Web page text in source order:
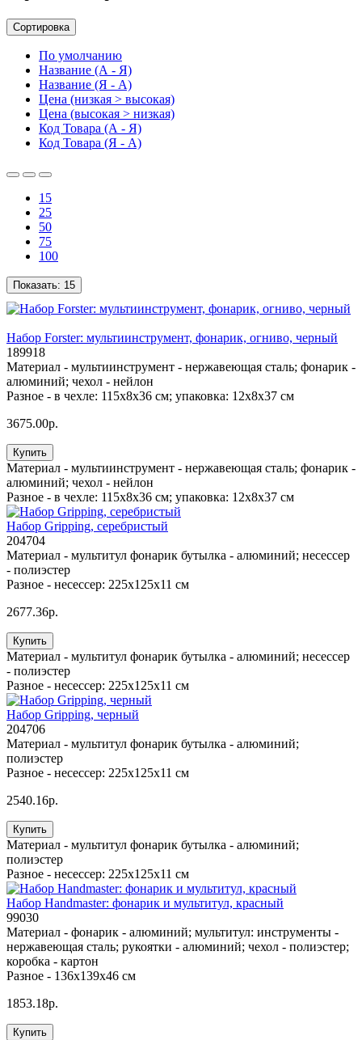
Сортировка
По умолчанию
Название (А - Я)
Название (Я - А)
Цена (низкая > высокая)
Цена (высокая > низкая)
Код Товара (А - Я)
Код Товара (Я - А)
15
25
50
75
100
Показать: 15
Набор Forster: мультиинструмент, фонарик, огниво, черный
189918
Материал - мультиинструмент - нержавеющая сталь; фонарик -
алюминий; чехол - нейлон
Разное - в чехле: 115х8х36 см; упаковка: 12х8х37 см
3675.00р.
Купить
Материал - мультиинструмент - нержавеющая сталь; фонарик -
алюминий; чехол - нейлон
Разное - в чехле: 115х8х36 см; упаковка: 12х8х37 см
Набор Gripping, серебристый
204704
Материал - мультитул фонарик бутылка - алюминий; несессер
- полиэстер
Разное - несессер: 225х125х11 см
2677.36р.
Купить
Материал - мультитул фонарик бутылка - алюминий; несессер
- полиэстер
Разное - несессер: 225х125х11 см
Набор Gripping, черный
204706
Материал - мультитул фонарик бутылка - алюминий;
полиэстер
Разное - несессер: 225х125х11 см
2540.16р.
Купить
Материал - мультитул фонарик бутылка - алюминий;
полиэстер
Разное - несессер: 225х125х11 см
Набор Handmaster: фонарик и мультитул, красный
99030
Материал - фонарик - алюминий; мультитул: инструменты -
нержавеющая сталь; рукоятки - алюминий; чехол - полиэстер;
коробка - картон
Разное - 136х139х46 см
1853.18р.
Купить